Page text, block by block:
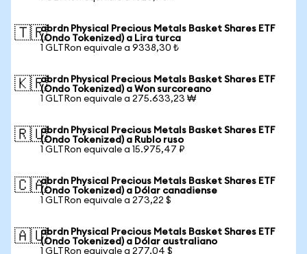
🇹🇷abrdn Physical Precious Metals Basket Shares ETF
(Ondo Tokenized) a Lira turca
1 GLTRon equivale a 9338,30 ₺
🇰🇷abrdn Physical Precious Metals Basket Shares ETF
(Ondo Tokenized) a Won surcoreano
1 GLTRon equivale a 275.633,23 ₩
🇷🇺abrdn Physical Precious Metals Basket Shares ETF
(Ondo Tokenized) a Rublo ruso
1 GLTRon equivale a 15.975,47 ₽
🇨🇦abrdn Physical Precious Metals Basket Shares ETF
(Ondo Tokenized) a Dólar canadiense
1 GLTRon equivale a 273,22 $
🇦🇺abrdn Physical Precious Metals Basket Shares ETF
(Ondo Tokenized) a Dólar australiano
1 GLTRon equivale a 277,04 $